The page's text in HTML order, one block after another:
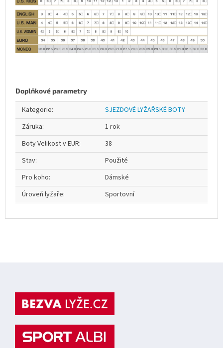
Doplňkové parametry
Kategorie:
SJEZDOVÉ LYŽAŘSKÉ BOTY
Záruka:
1 rok
Boty Velikost v EUR:
38
Stav:
Použité
Pro koho:
Dámské
Úroveň lyžaře: Sportovní